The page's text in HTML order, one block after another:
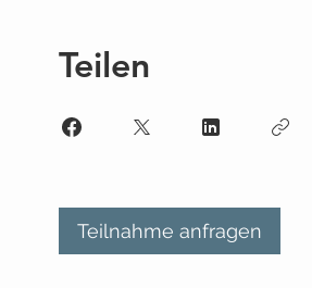
Teilen
Teilnahme anfragen